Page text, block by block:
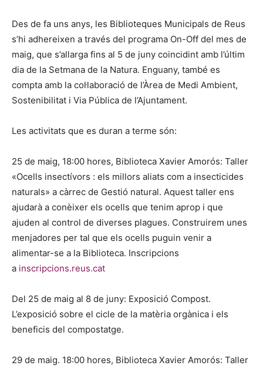
Des de fa uns anys, les Biblioteques Municipals de Reus
s’hi adhereixen a través del programa On-Off del mes de
maig, que s’allarga fins al 5 de juny coincidint amb l’últim
dia de la Setmana de la Natura. Enguany, també es
compta amb la col·laboració de l’Àrea de Medi Ambient,
Sostenibilitat i Via Pública de l’Ajuntament.
Les activitats que es duran a terme són:
25 de maig, 18:00 hores, Biblioteca Xavier Amorós: Taller
«Ocells insectívors : els millors aliats com a insecticides
naturals» a càrrec de Gestió natural. Aquest taller ens
ajudarà a conèixer els ocells que tenim aprop i que
ajuden al control de diverses plagues. Construirem unes
menjadores per tal que els ocells puguin venir a
alimentar-se a la Biblioteca. Inscripcions
a inscripcions.reus.cat
Del 25 de maig al 8 de juny: Exposició Compost.
L’exposició sobre el cicle de la matèria orgànica i els
beneficis del compostatge.
29 de maig. 18:00 hores, Biblioteca Xavier Amorós: Taller